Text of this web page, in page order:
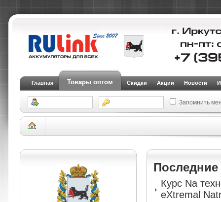
Главная Товары оптом Скидки Акции Новости
Запомнить
АКБ для электротранспорта (тяговые)
детских электромобилей RDrive Junior EV12-14-19
Последние
Курс Na
eXtremal